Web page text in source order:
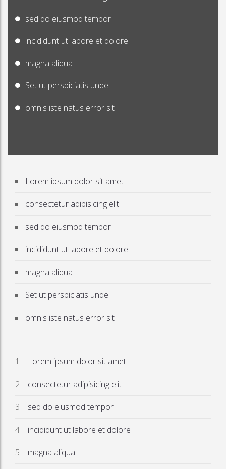
sed do eiusmod tempor
incididunt ut labore et dolore
magna aliqua
Set ut perspiciatis unde
omnis iste natus error sit
Lorem ipsum dolor sit amet
consectetur adipisicing elit
sed do eiusmod tempor
incididunt ut labore et dolore
magna aliqua
Set ut perspiciatis unde
omnis iste natus error sit
Lorem ipsum dolor sit amet
consectetur adipisicing elit
sed do eiusmod tempor
incididunt ut labore et dolore
magna aliqua